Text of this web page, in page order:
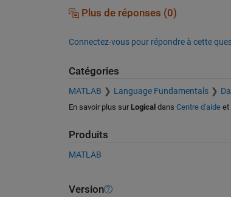
Plus de réponses (0)
Connectez-vous pour répondre à cette
Catégories
MATLAB Language Fundamentals
En savoir plus sur Logical dans Centre d'aideet
Produits
MATLAB
Version